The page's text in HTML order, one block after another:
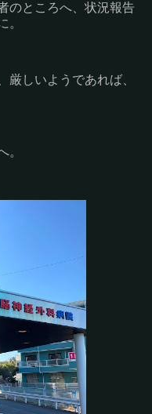
のところへ、状況報告
。
厳しいようであれば、
。